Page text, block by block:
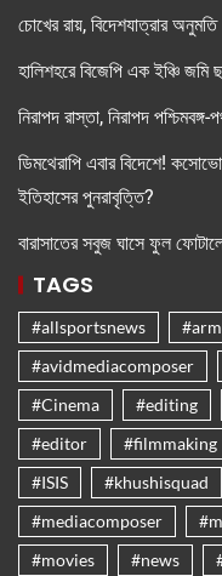
চোখের রায়, বিদেশযাত্রার অনুমতি
হালিশহরে বিজেপি এক ইঞ্চি
নিরাপদ রাস্তা, নিরাপদ
ডিমথেরাপি এবার বিদেশে!
ইতিহাসের পুনরাবৃত্তি?
বারাসাতের সবুজ ঘাসে ফুল
TAGS
#allsportsnews
#avidmediacomposer
#Cinema
#editing
#editor
#filmmaking
#ISIS
#khushisquad
#mediacomposer
#movies
#news